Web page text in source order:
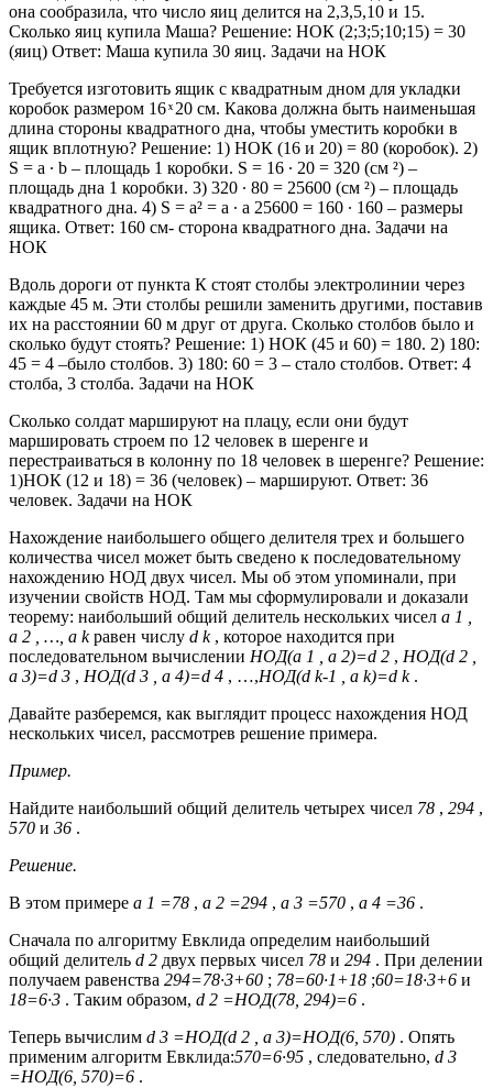
она сообразила, что число яиц делится на 2,3,5,10 и 15.
Сколько яиц купила Маша? Решение: НОК (2;3;5;10;15) = 30
(яиц) Ответ: Маша купила 30 яиц. Задачи на НОК
Требуется изготовить ящик с квадратным дном для укладки
коробок размером 16 ͯ 20 см. Какова должна быть наименьшая
длина стороны квадратного дна, чтобы уместить коробки в
ящик вплотную? Решение: 1) НОК (16 и 20) = 80 (коробок). 2)
S = a ∙ b – площадь 1 коробки. S = 16 ∙ 20 = 320 (см ²) –
площадь дна 1 коробки. 3) 320 ∙ 80 = 25600 (см ²) – площадь
квадратного дна. 4) S = а² = а ∙ а 25600 = 160 ∙ 160 – размеры
ящика. Ответ: 160 см- сторона квадратного дна. Задачи на
НОК
Вдоль дороги от пункта К стоят столбы электролинии через
каждые 45 м. Эти столбы решили заменить другими, поставив
их на расстоянии 60 м друг от друга. Сколько столбов было и
сколько будут стоять? Решение: 1) НОК (45 и 60) = 180. 2) 180:
45 = 4 –было столбов. 3) 180: 60 = 3 – стало столбов. Ответ: 4
столба, 3 столба. Задачи на НОК
Сколько солдат маршируют на плацу, если они будут
маршировать строем по 12 человек в шеренге и
перестраиваться в колонну по 18 человек в шеренге? Решение:
1)НОК (12 и 18) = 36 (человек) – маршируют. Ответ: 36
человек. Задачи на НОК
Нахождение наибольшего общего делителя трех и большего
количества чисел может быть сведено к последовательному
нахождению НОД двух чисел. Мы об этом упоминали, при
изучении свойств НОД. Там мы сформулировали и доказали
теорему: наибольший общий делитель нескольких чисел a 1 ,
a 2 , …, a kравен числу d k , которое находится при
последовательном вычислении НОД(a 1 , a 2)=d 2 , НОД(d 2 ,
a 3)=d 3 , НОД(d 3 , a 4)=d 4 , …,НОД(d k-1 , a k)=d k .
Давайте разберемся, как выглядит процесс нахождения НОД
нескольких чисел, рассмотрев решение примера.
Пример.
Найдите наибольший общий делитель четырех чисел 78 , 294 ,
570 и 36 .
Решение.
В этом примере a 1 =78 , a 2 =294 , a 3 =570 , a 4 =36 .
Сначала по алгоритму Евклида определим наибольший
общий делитель d 2 двух первых чисел 78 и 294 . При делении
получаем равенства 294=78·3+60 ; 78=60·1+18 ;60=18·3+6 и
18=6·3 . Таким образом, d 2 =НОД(78, 294)=6 .
Теперь вычислим d 3 =НОД(d 2 , a 3)=НОД(6, 570) . Опять
применим алгоритм Евклида:570=6·95 , следовательно, d 3
=НОД(6, 570)=6 .